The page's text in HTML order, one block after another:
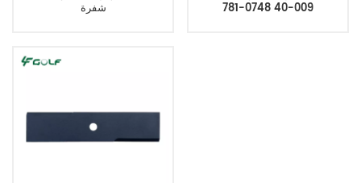
شفرة
781-0748 40-009